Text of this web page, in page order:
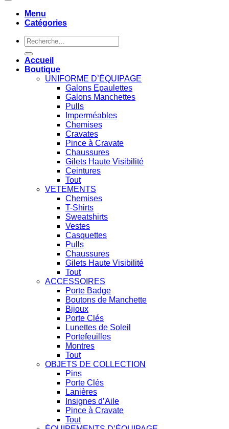
Menu
Catégories
Recherche
pour :
Accueil
Boutique
UNIFORME D’ÉQUIPAGE
Galons Epaulettes
Galons Manchettes
Pulls
Imperméables
Chemises
Cravates
Pince à Cravate
Chaussures
Gilets Haute Visibilité
Ceintures
Tout
VETEMENTS
Chemises
T-Shirts
Sweatshirts
Vestes
Casquettes
Pulls
Chaussures
Gilets Haute Visibilité
Tout
ACCESSOIRES
Porte Badge
Boutons de Manchette
Bijoux
Porte Clés
Lunettes de Soleil
Portefeuilles
Montres
Tout
OBJETS DE COLLECTION
Pins
Porte Clés
Lanières
Insignes d’Aile
Pince à Cravate
Tout